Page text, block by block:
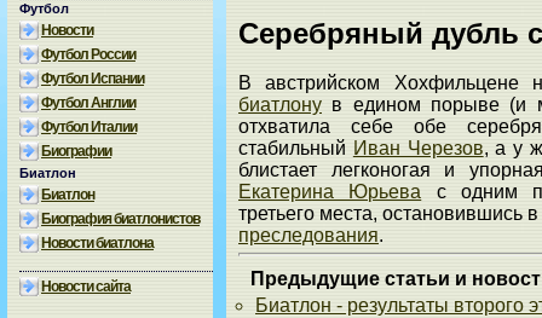
Футбол
Новости
Футбол России
Футбол Испании
Футбол Англии
Футбол Италии
Биографии
Биатлон
Биатлон
Биография биатлонистов
Новости биатлона
Новости сайта
Серебряный дубль
В австрийском Хохфильцене
биатлону в едином порыве (и
отхватила себе обе
стабильный Иван Черезов, а у
блистает легконогая и
Екатерина Юрьева с одним
третьего места,
преследования.
Предыдущие статьи и
Биатлон - результаты второго